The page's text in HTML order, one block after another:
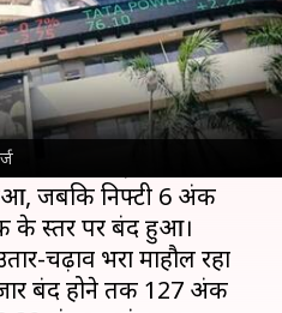
में आज (11 नवंबर)
मामूली बदलाव दर्ज हुआ।
9 अंक की बढ़त के साथ
जबकि निफ्टी 6 अंक
के स्तर पर बंद हुआ।
चढ़ाव भरा माहौल रहा
बंद होने तक 127 अंक